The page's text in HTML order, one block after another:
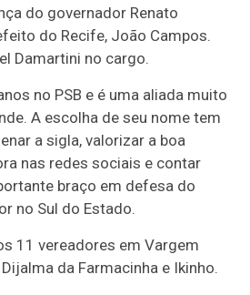
do governador Renato
do Recife, João Campos.
Damartini no cargo.
no PSB e é uma aliada muito
A escolha de seu nome tem
a sigla, valorizar a boa
nas redes sociais e contar
braço em defesa do
no Sul do Estado.
11 vereadores em Vargem
da Farmacinha e Ikinho.